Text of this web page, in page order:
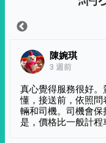
陳婉琪
3 週前
真心覺得服務很好
懂，接送前，依照
輛和司機。司機會
是，價格比一般計